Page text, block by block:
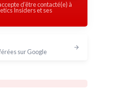
d’être contacté(e) à
Insiders et ses
sur Google